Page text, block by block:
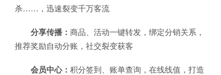
杀……，迅速裂变千万客流
分享传播： 商品、活动一键转发，绑定分销关系，
推荐奖励自动分账，社交裂变获客
会员中心： 积分签到、账单查询，在线线值，打造